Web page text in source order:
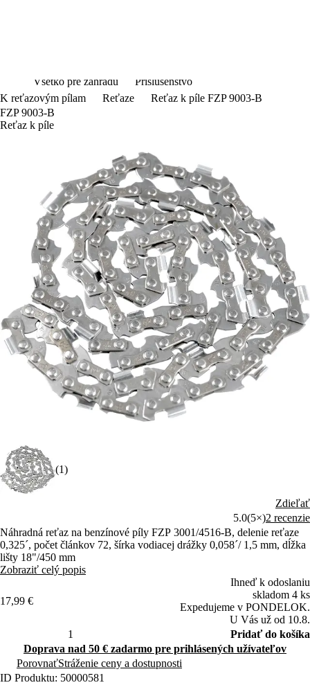
Všetko pre záhradu
Príslušenstvo
K reťazovým pílam
Reťaze
Reťaz k píle FZP 9003-B
FZP 9003-B
Reťaz k píle
(1)
Zdieľať
5.0(5×)2 recenzie
Náhradná reťaz na benzínové píly FZP 3001/4516-B, delenie reťaze
0,325´, počet článkov 72, šírka vodiacej drážky 0,058´/ 1,5 mm, dĺžka
lišty 18"/450 mm
Zobraziť celý popis
17,99 €
Ihneď k odoslaniu
skladom 4 ks
Expedujeme v PONDELOK.
U Vás už od 10.8.
Pridať do košíka
Doprava nad 50 € zadarmo pre prihlásených užívateľov
PorovnaťStráženie ceny a dostupnosti
ID Produktu: 50000581